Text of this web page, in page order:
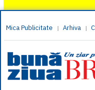
Mica Publicitate | Arhiva |